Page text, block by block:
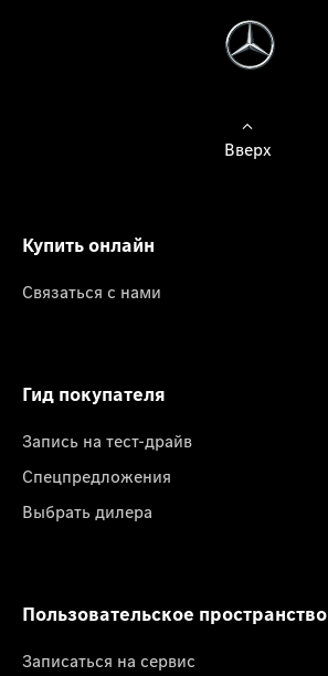
Вверх
Купить онлайн
Связаться с нами
Гид покупателя
Запись на тест-драйв
Спецпредложения
Выбрать дилера
Пользовательское пространство
Записаться на сервис